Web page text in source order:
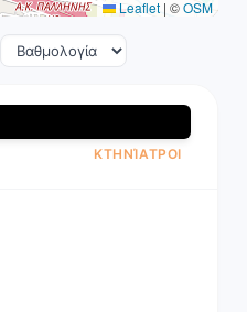
Leaflet | ©OSM
ΚΤΗΝΊΑΤΡΟΙ